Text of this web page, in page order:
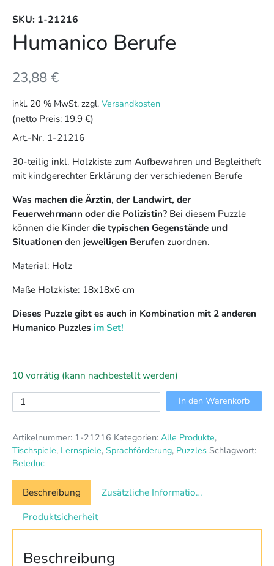
SKU: 1-21216
Humanico Berufe
23,88€
inkl. 20 % MwSt. zzgl. Versandkosten
(netto Preis: 19.9 €)
Art.-Nr. 1-21216
30-teilig inkl. Holzkiste zum Aufbewahren und Begleitheft
mit kindgerechter Erklärung der verschiedenen Berufe
Was machen die Ärztin, der Landwirt, der
Feuerwehrmann oder die Polizistin? Bei diesem Puzzle
können die Kinderdie typischen Gegenstände und
Situationen den jeweiligen Berufen zuordnen.
Material: Holz
Maße Holzkiste: 18x18x6 cm
Dieses Puzzle gibt es auch in Kombination mit 2 anderen
Humanico Puzzles im Set!
10 vorrätig (kann nachbestellt werden)
Humanico
Berufe
In den Warenkorb
Artikelnummer: 1-21216 Kategorien: Alle Produkte,
Tischspiele, Lernspiele, Sprachförderung, Puzzles Schlagwort:
Beleduc
Beschreibung
Zusätzliche Informationen
Produktsicherheit
Beschreibung